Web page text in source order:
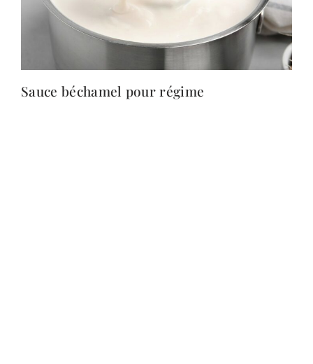
Sauce béchamel pour régime